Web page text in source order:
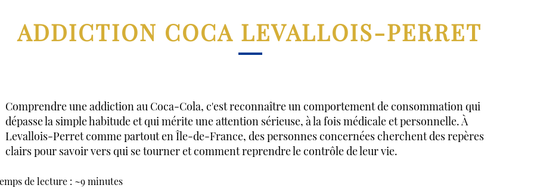
ADDICTION COCA LEVALLOIS-PERRET
Comprendre une addiction au Coca-Cola, c'est reconnaître un comportement de consommation qui
dépasse la simple habitude et qui mérite une attention sérieuse, à la fois médicale et personnelle. À
Levallois-Perret comme partout en Île-de-France, des personnes concernées cherchent des repères
clairs pour savoir vers qui se tourner et comment reprendre le contrôle de leur vie.
de lecture : ~9 minutes